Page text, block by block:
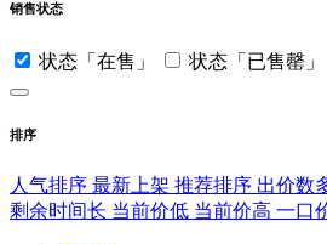
销售状态
状态「在售」 状态「已售罄」
排序
人气排序 最新上架 推荐排序 出价数
剩余时间长 当前价低 当前价高 一口